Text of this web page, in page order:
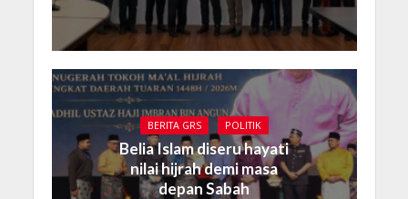
BERITA GRS POLITIK
Belia Islam diseru hayati
nilai hijrah demi masa
depan Sabah